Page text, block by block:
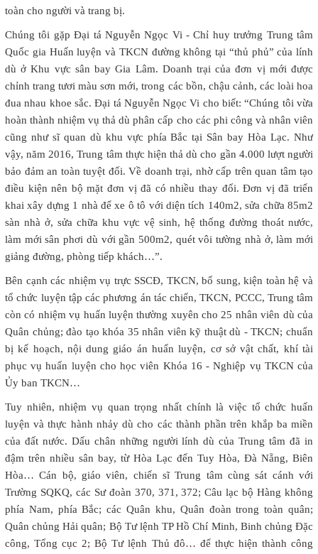
toàn cho người và trang bị.
Chúng tôi gặp Đại tá Nguyễn Ngọc Vi - Chỉ huy trưởng Trung tâm
Quốc gia Huấn luyện và TKCN đường không tại “thủ phủ” của lính
dù ở Khu vực sân bay Gia Lâm. Doanh trại của đơn vị mới được
chỉnh trang tươi màu sơn mới, trong các bồn, chậu cảnh, các loài hoa
đua nhau khoe sắc. Đại tá Nguyễn Ngọc Vi cho biết: “Chúng tôi vừa
hoàn thành nhiệm vụ thả dù phân cấp cho các phi công và nhân viên
cũng như sĩ quan dù khu vực phía Bắc tại Sân bay Hòa Lạc. Như
vậy, năm 2016, Trung tâm thực hiện thả dù cho gần 4.000 lượt người
bảo đảm an toàn tuyệt đối. Về doanh trại, nhờ cấp trên quan tâm tạo
điều kiện nên bộ mặt đơn vị đã có nhiều thay đổi. Đơn vị đã triển
khai xây dựng 1 nhà để xe ô tô với diện tích 140m2, sửa chữa 85m2
sàn nhà ở, sửa chữa khu vực vệ sinh, hệ thống đường thoát nước,
làm mới sân phơi dù với gần 500m2, quét vôi tường nhà ở, làm mới
giảng đường, phòng tiếp khách…”.
Bên cạnh các nhiệm vụ trực SSCĐ, TKCN, bổ sung, kiện toàn hệ và
tổ chức luyện tập các phương án tác chiến, TKCN, PCCC, Trung tâm
còn có nhiệm vụ huấn luyện thường xuyên cho 25 nhân viên dù của
Quân chủng; đào tạo khóa 35 nhân viên kỹ thuật dù - TKCN; chuẩn
bị kế hoạch, nội dung giáo án huấn luyện, cơ sở vật chất, khí tài
phục vụ huấn luyện cho học viên Khóa 16 - Nghiệp vụ TKCN của
Ủy ban TKCN…
Tuy nhiên, nhiệm vụ quan trọng nhất chính là việc tổ chức huấn
luyện và thực hành nhảy dù cho các thành phần trên khắp ba miền
của đất nước. Dấu chân những người lính dù của Trung tâm đã in
đậm trên nhiều sân bay, từ Hòa Lạc đến Tuy Hòa, Đà Nẵng, Biên
Hòa… Cán bộ, giáo viên, chiến sĩ Trung tâm cùng sát cánh với
Trường SQKQ, các Sư đoàn 370, 371, 372; Câu lạc bộ Hàng không
phía Nam, phía Bắc; các Quân khu, Quân đoàn trong toàn quân;
Quân chủng Hải quân; Bộ Tư lệnh TP Hồ Chí Minh, Binh chủng Đặc
công, Tổng cục 2; Bộ Tư lệnh Thủ đô… để thực hiện thành công